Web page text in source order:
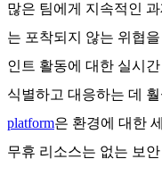
많은 팀에게 지속적인
는 포착되지 않는 위협
인트 활동에 대한 실시
식별하고 대응하는 데
platform은 환경에 대한
무휴 리소스는 없는 보